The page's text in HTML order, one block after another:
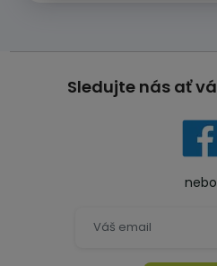
Sledujte nás ať
nebo